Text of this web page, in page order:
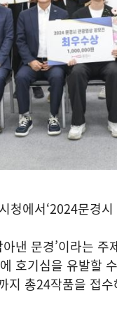
청에서‘2024문경
낸 문경’이라는 주
호기심을 유발할
지 총24작품을 접수